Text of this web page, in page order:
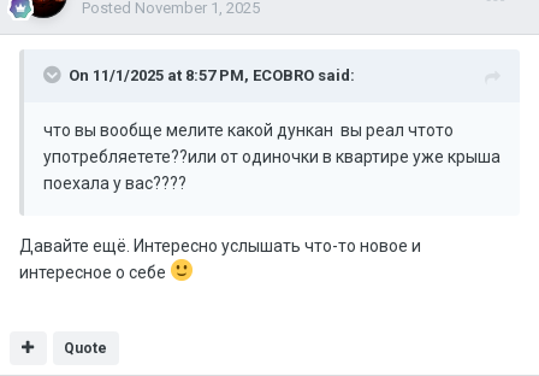
Posted November 1, 2025
On 11/1/2025 at 8:57 PM, ECOBRO said:
что вы вообще мелите какой дункан вы реал чтото
употребляетете??или от одиночки в квартире уже крыша
поехала у вас????
Давайте ещё. Интересно услышать что-то новое и
интересное о себе
Quote